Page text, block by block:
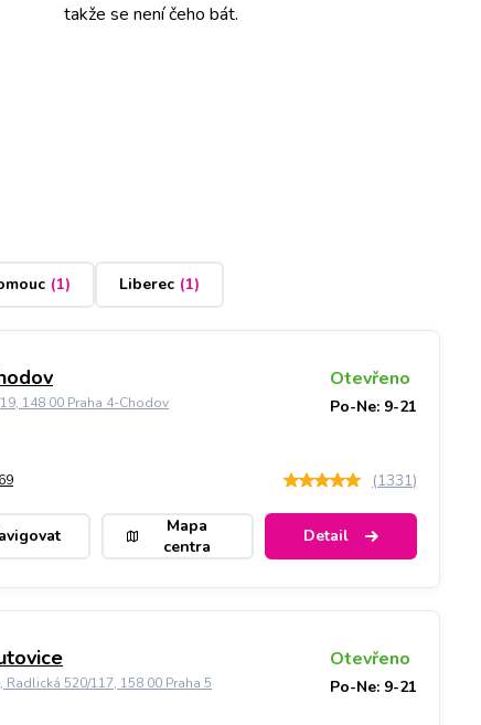
takže se není čeho bát.
(1) Liberec (1)
148 00 Praha 4-Chodov
Otevřeno
Po-Ne: 9-21
(1331)
Mapa
centra
Detail
Radlická 520/117, 158 00 Praha 5
Otevřeno
Po-Ne: 9-21